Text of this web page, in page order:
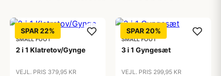
SPAR 22%
SMALL FOOT
2 i 1 Klatretov/Gynge
VEJL. PRIS 379,95 KR
SPAR 20%
SMALL FOOT
3 i 1 Gyngesæt
VEJL. PRIS 299,95 KR